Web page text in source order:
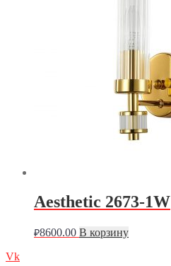
Aesthetic 2673-1W
₽8600.00 В корзину
Vk